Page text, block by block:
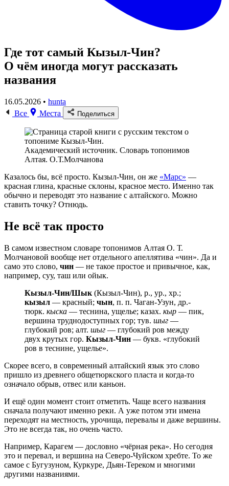
Где тот самый Кызыл-Чин?
О чём иногда могут рассказать
названия
16.05.2026 • hunta
Все
Места Поделиться
Академический источник. Словарь топонимов
Алтая. О.Т.Молчанова
Казалось бы, всё просто. Кызыл-Чин, он же «Марс» —
красная глина, красные склоны, красное место. Именно так
обычно и переводят это название с алтайского. Можно
ставить точку? Отнюдь.
Не всё так просто
В самом известном словаре топонимов Алтая О. Т.
Молчановой вообще нет отдельного апеллятива «чин». Да и
само это слово, чин — не такое простое и привычное, как,
например, суу, таш или ойык.
Кызыл-Чин/Шык (Кызыл-Чин), р., ур., хр.;
кызыл — красный; чын, п. п. Чаган-Узун, др.-
тюрк. кыска — теснина, ущелье; казах. кыр — пик,
вершина труднодоступных гор; тув. шыг —
глубокий ров; алт. шыг — глубокий ров между
двух крутых гор. Кызыл-Чин — букв. «глубокий
ров в теснине, ущелье».
Скорее всего, в современный алтайский язык это слово
пришло из древнего общетюркского пласта и когда-то
означало обрыв, отвес или каньон.
И ещё один момент стоит отметить. Чаще всего названия
сначала получают именно реки. А уже потом эти имена
переходят на местность, урочища, перевалы и даже вершины.
Это не всегда так, но очень часто.
Например, Карагем — дословно «чёрная река». Но сегодня
это и перевал, и вершина на Северо-Чуйском хребте. То же
самое с Бугузуном, Куркуре, Дьян-Тереком и многими
другими названиями.